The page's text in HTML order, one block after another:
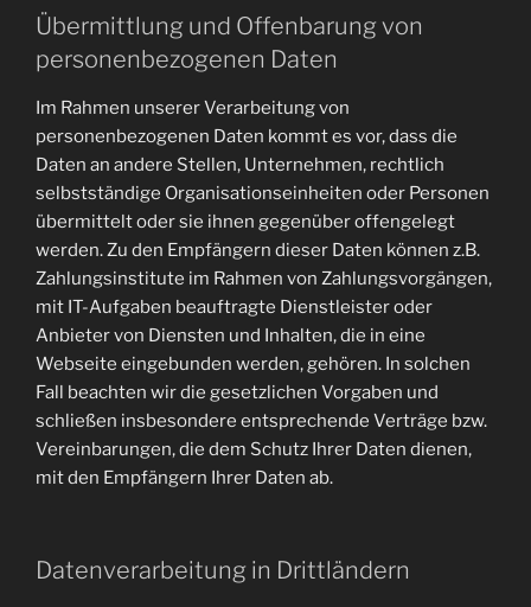
Übermittlung und Offenbarung von
personenbezogenen Daten
Im Rahmen unserer Verarbeitung von
personenbezogenen Daten kommt es vor, dass die
Daten an andere Stellen, Unternehmen, rechtlich
selbstständige Organisationseinheiten oder Personen
übermittelt oder sie ihnen gegenüber offengelegt
werden. Zu den Empfängern dieser Daten können z.B.
Zahlungsinstitute im Rahmen von Zahlungsvorgängen,
mit IT-Aufgaben beauftragte Dienstleister oder
Anbieter von Diensten und Inhalten, die in eine
Webseite eingebunden werden, gehören. In solchen
Fall beachten wir die gesetzlichen Vorgaben und
schließen insbesondere entsprechende Verträge bzw.
Vereinbarungen, die dem Schutz Ihrer Daten dienen,
mit den Empfängern Ihrer Daten ab.
Datenverarbeitung in Drittländern